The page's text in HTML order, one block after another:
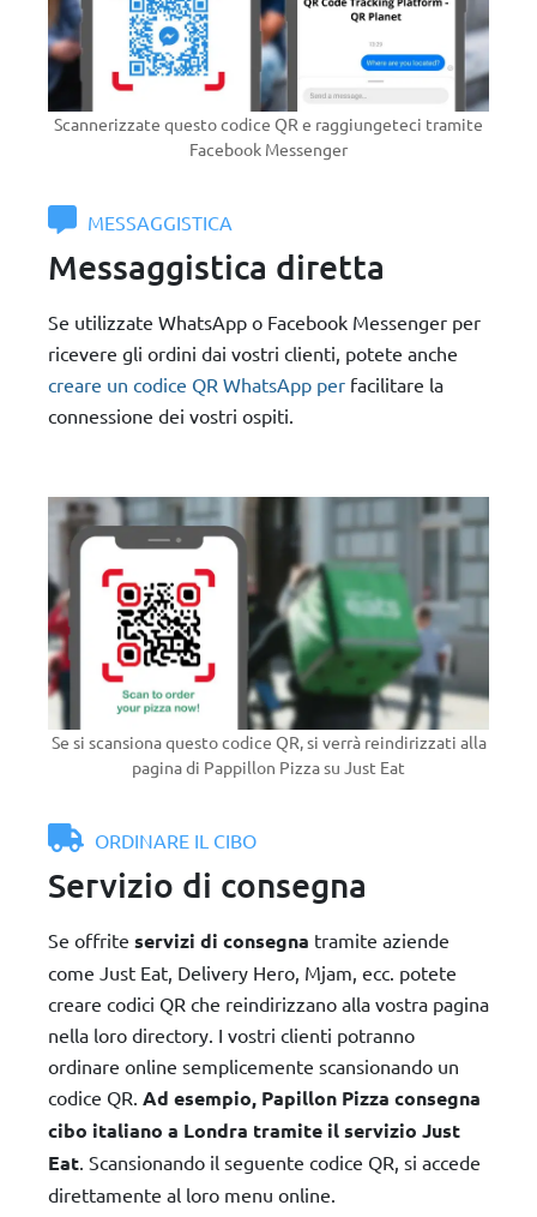
MESSAGGISTICA
Messaggistica diretta
Se utilizzate WhatsApp o Facebook Messenger per
ricevere gli ordini dai vostri clienti, potete anche
creare un codice QR WhatsApp per facilitare la
connessione dei vostri ospiti.
Scannerizzate questo codice QR e raggiungeteci tramite
Facebook Messenger
ORDINARE IL CIBO
Servizio di consegna
Se offrite servizi di consegna tramite aziende
come Just Eat, Delivery Hero, Mjam, ecc. potete
creare codici QR che reindirizzano alla vostra pagina
nella loro directory. I vostri clienti potranno
ordinare online semplicemente scansionando un
codice QR. Ad esempio, Papillon Pizza consegna
cibo italiano a Londra tramite il servizio Just
Eat . Scansionando il seguente codice QR, si accede
direttamente al loro menu online.
Se si scansiona questo codice QR, si verrà reindirizzati alla
pagina di Pappillon Pizza su Just Eat